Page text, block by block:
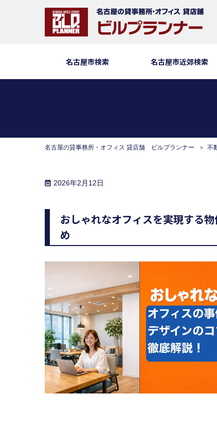
名古屋市検索 名古屋市近郊検索
名古屋の貸事務所・オフィス 貸店舗 ビルプランナー 不
2026年2月12日
おしゃれなオフィスを実現する
め